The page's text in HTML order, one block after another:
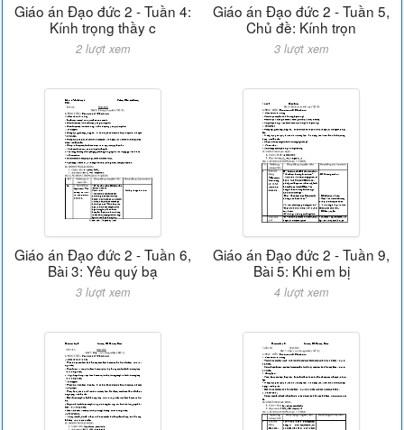
Giáo án Đạo đức 2 - Tuần 4:
Kính trọng thầy c
2 lượt xem
Giáo án Đạo đức 2 - Tuần 5,
Chủ đề: Kính trọn
3 lượt xem
Giáo án Đạo đức 2 - Tuần 6,
Bài 3: Yêu quý bạ
3 lượt xem
Giáo án Đạo đức 2 - Tuần 9,
Bài 5: Khi em bị
4 lượt xem